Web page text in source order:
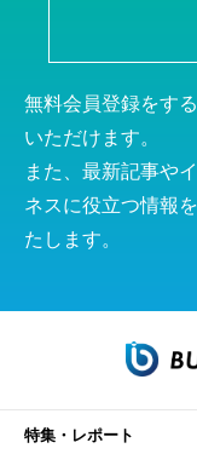
無料会員登録をす
いただけます。
また、最新記事や
ネスに役立つ情報
たします。
特集・レポート